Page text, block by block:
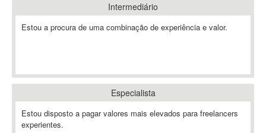
ABBYY FineReader
Ableton Live
Abstract
Abstract Window Toolkit (AWT)
Intermediário
Estou a procura de uma combinação de experiência e valor.
Especialista
Estou disposto a pagar valores mais elevados para freelancers
experientes.